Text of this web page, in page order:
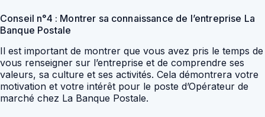
Conseil n°4 : Montrer sa connaissance de l’entreprise La
Banque Postale
Il est important de montrer que vous avez pris le temps de
vous renseigner sur l’entreprise et de comprendre ses
valeurs, sa culture et ses activités. Cela démontrera votre
motivation et votre intérêt pour le poste d’Opérateur de
marché chez La Banque Postale.